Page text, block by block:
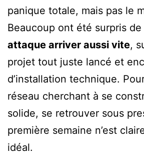
panique totale, mais pas le
Beaucoup ont été surpris
attaque arriver aussi vite,
projet tout juste lancé et
d’installation technique.
réseau cherchant à se
solide, se retrouver sous
première semaine n’est
idéal.